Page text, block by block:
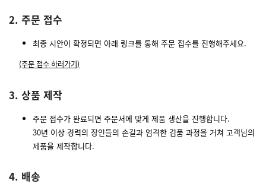
2. 주문 접수
최종 시안이 확정되면 아래 링크를 통해 주문 접수를 진행해주세요.
(주문 접수 하러가기)
3. 상품 제작
주문 접수가 완료되면 주문서에 맞게 제품 생산을 진행합니다.
30년 이상 경력의 장인들의 손길과 엄격한 검품 과정을 거쳐 고객님의
제품을 제작합니다.
4. 배송